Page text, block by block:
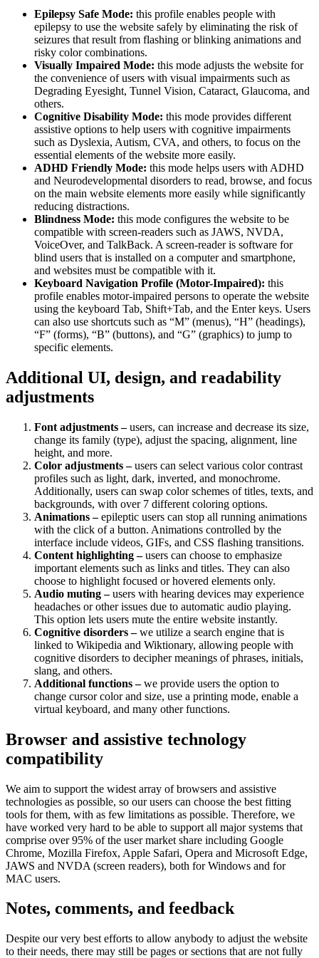
Epilepsy Safe Mode: this profile enables people with
epilepsy to use the website safely by eliminating the risk of
seizures that result from flashing or blinking animations and
risky color combinations.
Visually Impaired Mode: this mode adjusts the website for
the convenience of users with visual impairments such as
Degrading Eyesight, Tunnel Vision, Cataract, Glaucoma, and
others.
Cognitive Disability Mode: this mode provides different
assistive options to help users with cognitive impairments
such as Dyslexia, Autism, CVA, and others, to focus on the
essential elements of the website more easily.
ADHD Friendly Mode: this mode helps users with ADHD
and Neurodevelopmental disorders to read, browse, and focus
on the main website elements more easily while significantly
reducing distractions.
Blindness Mode: this mode configures the website to be
compatible with screen-readers such as JAWS, NVDA,
VoiceOver, and TalkBack. A screen-reader is software for
blind users that is installed on a computer and smartphone,
and websites must be compatible with it.
Keyboard Navigation Profile (Motor-Impaired): this
profile enables motor-impaired persons to operate the website
using the keyboard Tab, Shift+Tab, and the Enter keys. Users
can also use shortcuts such as “M” (menus), “H” (headings),
“F” (forms), “B” (buttons), and “G” (graphics) to jump to
specific elements.
Additional UI, design, and readability
adjustments
Font adjustments –users, can increase and decrease its size,
change its family (type), adjust the spacing, alignment, line
height, and more.
Color adjustments –users can select various color contrast
profiles such as light, dark, inverted, and monochrome.
Additionally, users can swap color schemes of titles, texts, and
backgrounds, with over 7 different coloring options.
Animations –epileptic users can stop all running animations
with the click of a button. Animations controlled by the
interface include videos, GIFs, and CSS flashing transitions.
Content highlighting –users can choose to emphasize
important elements such as links and titles. They can also
choose to highlight focused or hovered elements only.
Audio muting –users with hearing devices may experience
headaches or other issues due to automatic audio playing.
This option lets users mute the entire website instantly.
Cognitive disorders –we utilize a search engine that is
linked to Wikipedia and Wiktionary, allowing people with
cognitive disorders to decipher meanings of phrases, initials,
slang, and others.
Additional functions –we provide users the option to
change cursor color and size, use a printing mode, enable a
virtual keyboard, and many other functions.
Browser and assistive technology
compatibility
We aim to support the widest array of browsers and assistive
technologies as possible, so our users can choose the best fitting
tools for them, with as few limitations as possible. Therefore, we
have worked very hard to be able to support all major systems that
comprise over 95% of the user market share including Google
Chrome, Mozilla Firefox, Apple Safari, Opera and Microsoft Edge,
JAWS and NVDA (screen readers), both for Windows and for
MAC users.
Notes, comments, and feedback
Despite our very best efforts to allow anybody to adjust the website
to their needs, there may still be pages or sections that are not fully